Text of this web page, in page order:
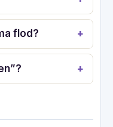
flod?